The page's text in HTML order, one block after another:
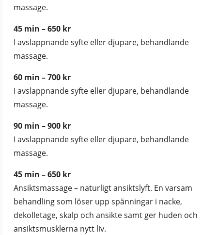
massage.
45 min – 650 kr
I avslappnande syfte eller djupare, behandlande
massage.
60 min – 700 kr
I avslappnande syfte eller djupare, behandlande
massage.
90 min – 900 kr
I avslappnande syfte eller djupare, behandlande
massage.
45 min – 650 kr
Ansiktsmassage – naturligt ansiktslyft. En varsam
behandling som löser upp spänningar i nacke,
dekolletage, skalp och ansikte samt ger huden och
ansiktsmusklerna nytt liv.